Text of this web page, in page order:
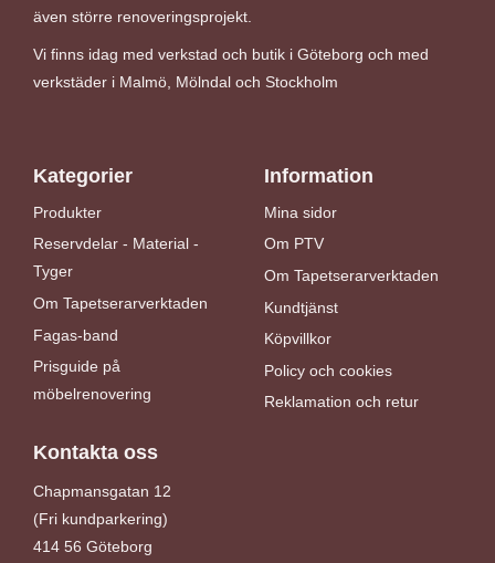
även större renoveringsprojekt.
Vi finns idag med verkstad och butik i Göteborg och med
verkstäder i Malmö, Mölndal och Stockholm
Kategorier
Produkter
Reservdelar - Material -
Tyger
Om Tapetserarverktaden
Fagas-band
Prisguide på
möbelrenovering
Information
Mina sidor
Om PTV
Om Tapetserarverktaden
Kundtjänst
Köpvillkor
Policy och cookies
Reklamation och retur
Kontakta oss
Chapmansgatan 12
(Fri kundparkering)
414 56 Göteborg